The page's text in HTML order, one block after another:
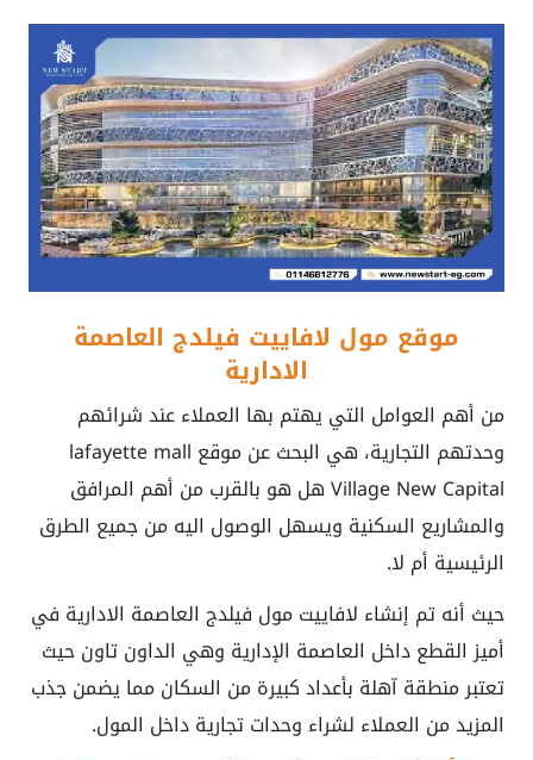
موقع مول لافاييت فيلدج العاصمة
الادارية
من أهم العوامل التي يهتم بها العملاء عند شرائهم
وحدتهم التجارية، هي البحث عن موقع lafayette mall
Village New Capital هل هو بالقرب من أهم المرافق
والمشاريع السكنية ويسهل الوصول اليه من جميع الطرق
الرئيسية أم لا.
حيث أنه تم إنشاء لافاييت مول فيلدج العاصمة الادارية في
أميز القطع داخل العاصمة الإدارية وهي الداون تاون حيث
تعتبر منطقة آهلة بأعداد كبيرة من السكان مما يضمن جذب
المزيد من العملاء لشراء وحدات تجارية داخل المول.